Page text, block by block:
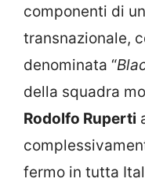
componenti di
transnazionale,
denominata “
della squadra
Rodolfo Ruperti
fermo in tutta